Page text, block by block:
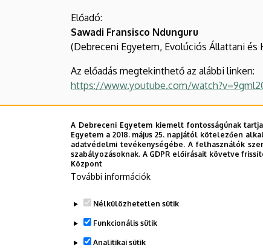
Biológiai
Ökológiai
Előadó:
Sawadi Fransisco Ndunguru
(Debreceni Egyetem, Evolúciós Állattani és
Az előadás megtekinthető az alábbi linken:
https://www.youtube.com/
A Debreceni Egyetem kiemelt fontosságúnak
Egyetem a 2018. május 25. napjától kötelezően
adatvédelmi tevékenységébe. A felhasználók
szabályozásoknak. A GDPR előírásait követve
Központ
További információk
Nélkülözhetetlen sütik
Funkcionális sütik
Analitikai sütik